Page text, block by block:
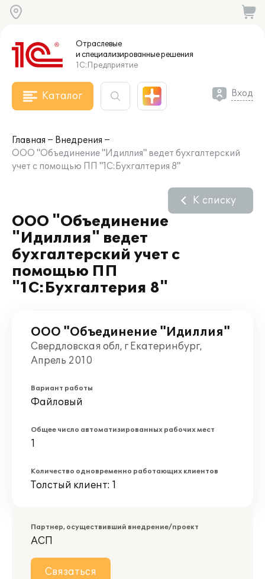
Отраслевые
и специализированныерешения
1С:Предприятие
Каталог Вход
Главная
Внедрения
ООО "Объединение "Идиллия" ведет бухгалтерский
учет с помощью ПП "1С:Бухгалтерия 8"
ООО "Объединение
"Идиллия" ведет
бухгалтерский учет с
помощью ПП
"1С:Бухгалтерия 8"
К списку
ООО "Объединение "Идиллия"
Свердловская обл, г Екатеринбург,
Апрель 2010
Вариант работы
Файловый
Общее число автоматизированных рабочих мест
1
Количество одновременно работающих клиентов
Толстый клиент: 1
Партнер, осуществивший внедрение/проект
АСП
Связаться